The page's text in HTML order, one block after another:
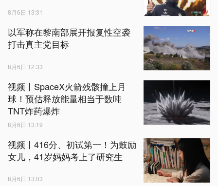
8月6日 13:31
以军称在黎南部展开报复性空袭
打击真主党目标
8月6日 12:33
视频丨SpaceX火箭残骸撞上月
球！预估释放能量相当于数吨
TNT炸药爆炸
8月6日 13:19
视频丨416分、初试第一！为鼓励
女儿，41岁妈妈考上了研究生
8月6日 13:03